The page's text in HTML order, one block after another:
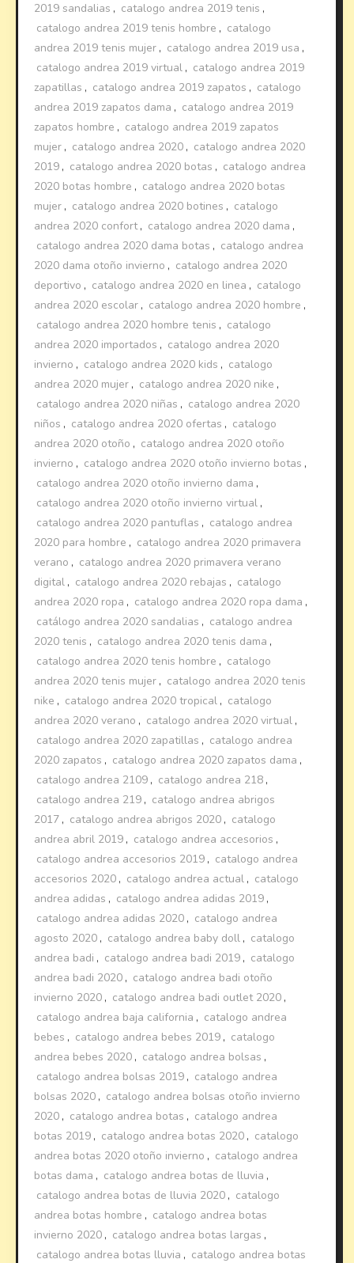
2019 sandalias , catalogo andrea 2019 tenis ,
catalogo andrea 2019 tenis hombre , catalogo
andrea 2019 tenis mujer , catalogo andrea 2019 usa ,
catalogo andrea 2019 virtual , catalogo andrea 2019
zapatillas , catalogo andrea 2019 zapatos , catalogo
andrea 2019 zapatos dama , catalogo andrea 2019
zapatos hombre , catalogo andrea 2019 zapatos
mujer , catalogo andrea 2020 , catalogo andrea 2020
2019 , catalogo andrea 2020 botas , catalogo andrea
2020 botas hombre , catalogo andrea 2020 botas
mujer , catalogo andrea 2020 botines , catalogo
andrea 2020 confort, catalogo andrea 2020 dama ,
catalogo andrea 2020 dama botas , catalogo andrea
2020 dama otoño invierno , catalogo andrea 2020
deportivo , catalogo andrea 2020 en linea , catalogo
andrea 2020 escolar , catalogo andrea 2020 hombre ,
catalogo andrea 2020 hombre tenis , catalogo
andrea 2020 importados , catalogo andrea 2020
invierno , catalogo andrea 2020 kids , catalogo
andrea 2020 mujer , catalogo andrea 2020 nike ,
catalogo andrea 2020 niñas , catalogo andrea 2020
niños , catalogo andrea 2020 ofertas , catalogo
andrea 2020 otoño , catalogo andrea 2020 otoño
invierno , catalogo andrea 2020 otoño invierno botas ,
catalogo andrea 2020 otoño invierno dama ,
catalogo andrea 2020 otoño invierno virtual ,
catalogo andrea 2020 pantuflas , catalogo andrea
2020 para hombre , catalogo andrea 2020 primavera
verano , catalogo andrea 2020 primavera verano
digital , catalogo andrea 2020 rebajas , catalogo
andrea 2020 ropa , catalogo andrea 2020 ropa dama ,
catálogo andrea 2020 sandalias , catalogo andrea
2020 tenis , catalogo andrea 2020 tenis dama ,
catalogo andrea 2020 tenis hombre , catalogo
andrea 2020 tenis mujer , catalogo andrea 2020 tenis
nike , catalogo andrea 2020 tropical , catalogo
andrea 2020 verano , catalogo andrea 2020 virtual ,
catalogo andrea 2020 zapatillas , catalogo andrea
2020 zapatos , catalogo andrea 2020 zapatos dama ,
catalogo andrea 2109 , catalogo andrea 218 ,
catalogo andrea 219 , catalogo andrea abrigos
2017 , catalogo andrea abrigos 2020 , catalogo
andrea abril 2019 , catalogo andrea accesorios ,
catalogo andrea accesorios 2019 , catalogo andrea
accesorios 2020 , catalogo andrea actual , catalogo
andrea adidas , catalogo andrea adidas 2019 ,
catalogo andrea adidas 2020 , catalogo andrea
agosto 2020 , catalogo andrea baby doll , catalogo
andrea badi , catalogo andrea badi 2019 , catalogo
andrea badi 2020 , catalogo andrea badi otoño
invierno 2020 , catalogo andrea badi outlet 2020 ,
catalogo andrea baja california , catalogo andrea
bebes , catalogo andrea bebes 2019 , catalogo
andrea bebes 2020 , catalogo andrea bolsas ,
catalogo andrea bolsas 2019 , catalogo andrea
bolsas 2020 , catalogo andrea bolsas otoño invierno
2020 , catalogo andrea botas , catalogo andrea
botas 2019 , catalogo andrea botas 2020 , catalogo
andrea botas 2020 otoño invierno , catalogo andrea
botas dama , catalogo andrea botas de lluvia ,
catalogo andrea botas de lluvia 2020 , catalogo
andrea botas hombre , catalogo andrea botas
invierno 2020 , catalogo andrea botas largas ,
catalogo andrea botas lluvia , catalogo andrea botas